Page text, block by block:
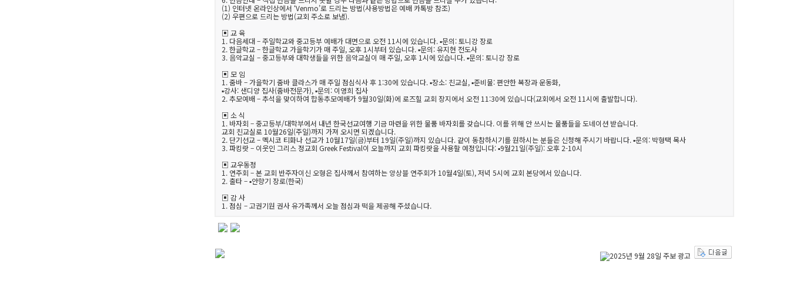
(1) 인터넷 온라인상에서 ‘Venmo’로 드리는 방법(사용방법은 예배 카톡방 참조)
(2) 우편으로 드리는 방법(교회 주소로 보냄).
▣ 교 육
1. 다음세대 – 주일학교와 중고등부 예배가 대면으로 오전 11시에 있습니다. ▪문의: 토니강 장로
2. 한글학교 – 한글학교 가을학기가 매 주일, 오후 1시부터 있습니다. ▪문의: 유지현 전도사
3. 음악교실 – 중고등부와 대학생들을 위한 음악교실이 매 주일, 오후 1시에 있습니다.▪문의: 토니강 장로
▣ 모 임
1. 줌바 – 가을학기 줌바 클라스가 매 주일 점심식사 후 1:30에 있습니다. ▪장소: 친교실, ▪준비물:편안한 복장과 운동화,
▪강사: 샌디양 집사(줌바전문가), ▪문의: 이영희 집사
2. 추모예배 – 추석을 맞이하여 합동추모예배가 9월30일(화)에 로즈힐 교회 장지에서 오전 11:30에 있습니다(교회에서 오전 11시에 출발합니다).
▣ 소 식
1. 바자회 – 중고등부/대학부에서 내년 한국선교여행 기금 마련을 위한 물품 바자회를 갖습니다. 이를 위해 안 쓰시는 물품들을 도네이션 받습니다.
교회 친교실로 10월26일(주일)까지 가져 오시면 되겠습니다.
2. 단기선교 – 멕시코 티화나 선교가 10월17일(금)부터 19일(주일)까지 있습니다. 같이 동참하시기를 원하시는 분들은 신청해 주시기 바랍니다. ▪문의: 박형택 목사
3. 파킹랏 – 이웃인 그리스 정교회 Greek Festival이 오늘까지 교회 파킹랏을 사용할 예정입니다: ▪9월21일(주일): 오후 2-10시
▣ 교우동정
1. 연주회 – 본 교회 반주자이신 오형은 집사께서 참여하는 앙상블 연주회가 10월4일(토), 저녁 5시에 교회 본당에서 있습니다.
2. 출타 – ▪안향기 장로(한국)
▣ 감 사
1. 점심 – 고권기원 권사 유가족께서 오늘 점심과 떡을 제공해 주셨습니다.